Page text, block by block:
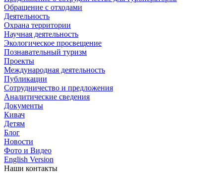
Обращение с отходами
Деятельность
Охрана территории
Научная деятельность
Экологическое просвещение
Познавательный туризм
Проекты
Международная деятельность
Публикации
Сотрудничество и предложения
Аналитические сведения
Документы
Кивач
Детям
Блог
Новости
Фото и Видео
English Version
Наши контакты